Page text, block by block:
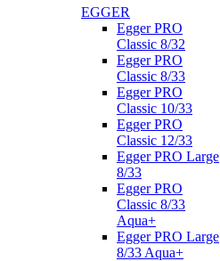
EGGER
Egger PRO
Classic 8/32
Egger PRO
Classic 8/33
Egger PRO
Classic 10/33
Egger PRO
Classic 12/33
Egger PRO Large
8/33
Egger PRO
Classic 8/33
Aqua+
Egger PRO Large
8/33 Aqua+